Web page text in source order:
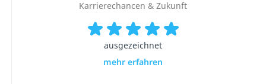
Karrierechancen & Zukunft
ausgezeichnet
mehr erfahren